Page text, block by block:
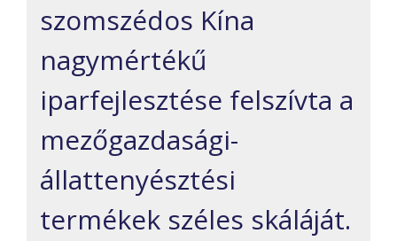
szomszédos Kína
nagymértékű
iparfejlesztése felszívta a
mezőgazdasági-
állattenyésztési
termékek széles skáláját.